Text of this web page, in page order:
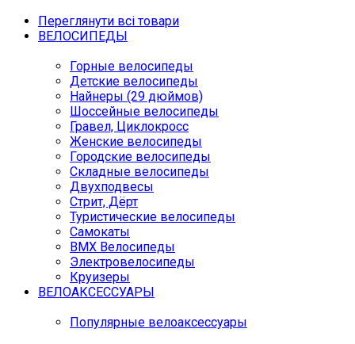
Переглянути всі товари
ВЕЛОСИПЕДЫ
Горные велосипеды
Детские велосипеды
Найнеры (29 дюймов)
Шоссейные велосипеды
Гравел, Циклокросс
Женские велосипеды
Городcкие велосипеды
Складные велосипеды
Двухподвесы
Стрит, Дёрт
Туристические велосипеды
Самокаты
BMX Велосипеды
Электровелосипеды
Круизеры
ВЕЛОАКСЕССУАРЫ
Популярные велоаксессуары